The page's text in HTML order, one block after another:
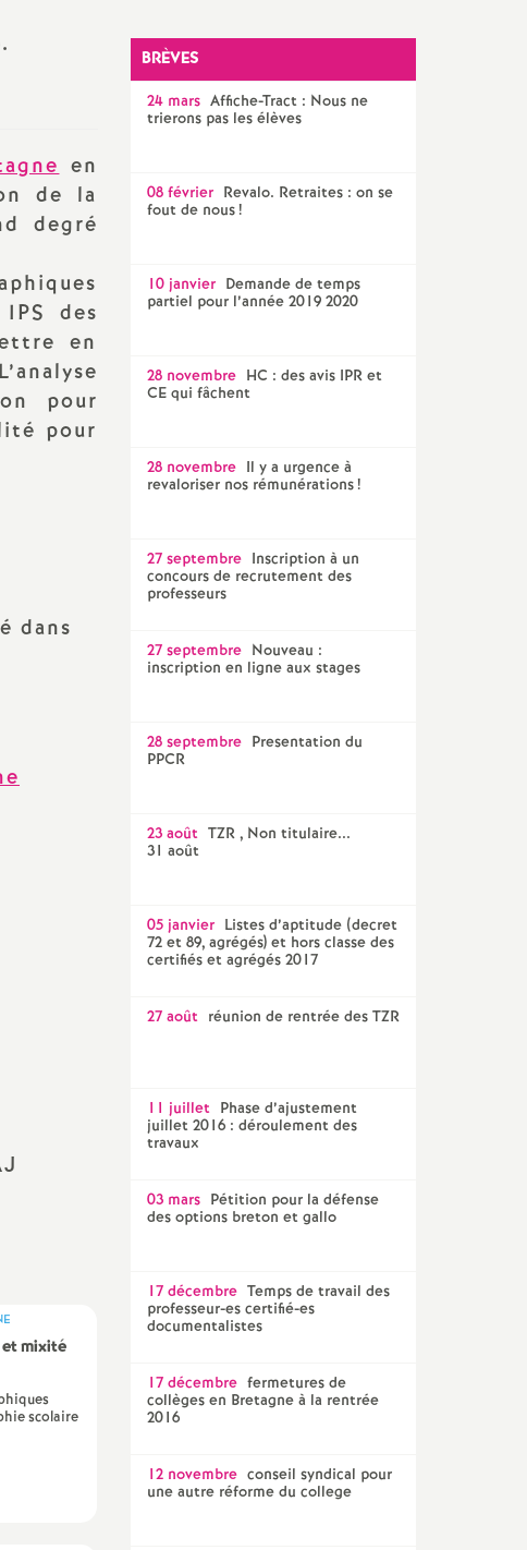
en
de la
degré
des
en
pour
pour
dans
mixité
scolaire
BRÈVES
24 mars Affiche-Tract : Nous ne
trierons pas les élèves
08 février Revalo. Retraites : on se
fout de nous!
10 janvier Demande de temps
partiel pour l’année 2019 2020
28 novembre HC : des avis IPR et
CE qui fâchent
28 novembre Il y a urgence à
revaloriser nos rémunérations!
27 septembre Inscription à un
concours de recrutement des
professeurs
27 septembre Nouveau :
inscription en ligne aux stages
28 septembre Presentation du
PPCR
23 août TZR , Non titulaire...
31 août
05 janvier Listes d’aptitude (decret
72 et 89, agrégés) et hors classe des
certifiés et agrégés 2017
27 août réunion de rentrée des TZR
11 juillet Phase d’ajustement
juillet 2016 : déroulement des
travaux
03 mars Pétition pour la défense
des options breton et gallo
17 décembre Temps de travail des
professeur-es certifié-es
documentalistes
17 décembre fermetures de
collèges en Bretagne à la rentrée
2016
12 novembre conseil syndical pour
une autre réforme du college